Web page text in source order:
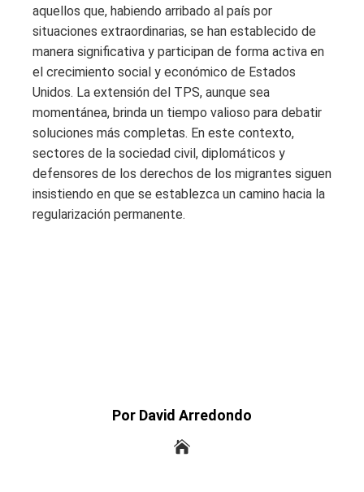
aquellos que, habiendo arribado al país por
situaciones extraordinarias, se han establecido de
manera significativa y participan de forma activa en
el crecimiento social y económico de Estados
Unidos. La extensión del TPS, aunque sea
momentánea, brinda un tiempo valioso para debatir
soluciones más completas. En este contexto,
sectores de la sociedad civil, diplomáticos y
defensores de los derechos de los migrantes siguen
insistiendo en que se establezca un camino hacia la
regularización permanente.
Por David Arredondo